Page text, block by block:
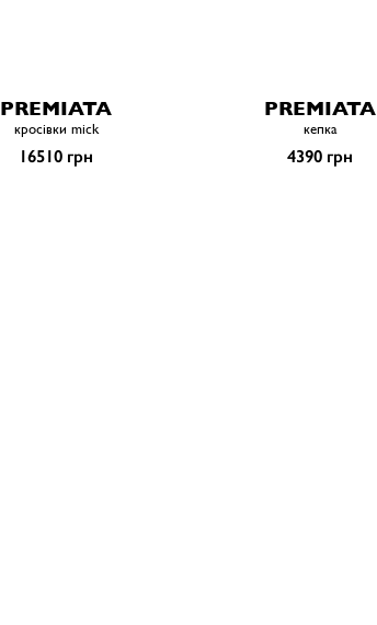
PREMIATA
кросівки mick
16510 грн
PREMIATA
кепка
4390 грн